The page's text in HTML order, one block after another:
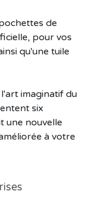
de
pour vos
qu'une tuile
imaginatif du
six
une nouvelle
à votre